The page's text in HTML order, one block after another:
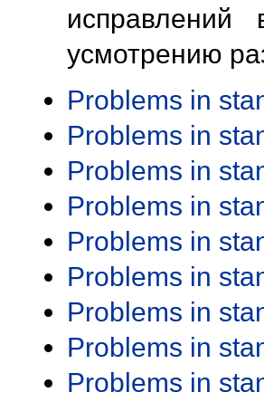
исправлений
усмотрению
Problems in
Problems in
Problems in
Problems in
Problems in
Problems in
Problems in
Problems in
Problems in